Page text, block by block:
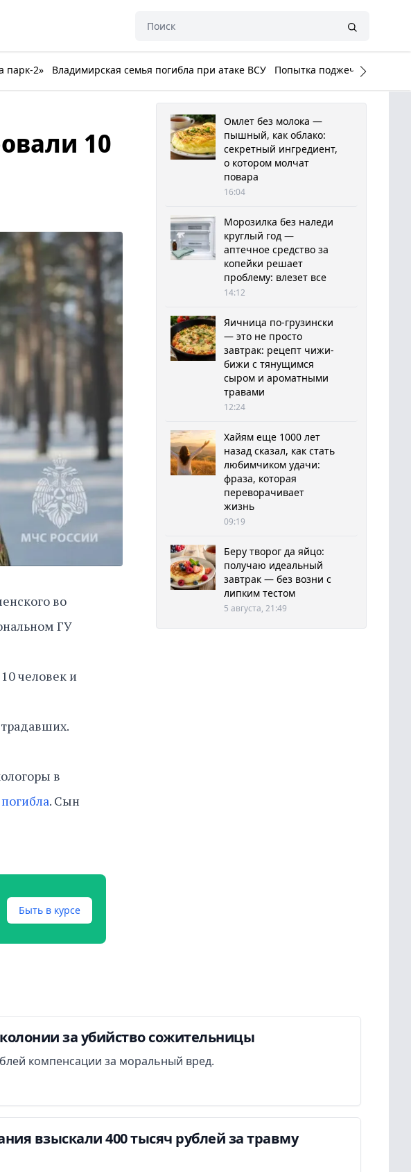
парк-2» Владимирская семья погибла при атаке ВСУ Попытка поджечь Белый
10
во
ГУ
человек и
в
. Сын
Быть в курсе
Омлет без молока —
пышный, как облако:
секретный ингредиент,
о котором молчат
повара
16:04
Морозилка без наледи
круглый год —
аптечное средство за
копейки решает
проблему: влезет все
14:12
Яичница по-грузински
— это не просто
завтрак: рецепт чижи-
бижи с тянущимся
сыром и ароматными
травами
12:24
Хайям еще 1000 лет
назад сказал, как стать
любимчиком удачи:
фраза, которая
переворачивает
жизнь
09:19
Беру творог да яйцо:
получаю идеальный
завтрак — без возни с
липким тестом
5 августа, 21:49
за убийство сожительницы
компенсации за моральный вред.
взыскали 400 тысяч рублей за травму